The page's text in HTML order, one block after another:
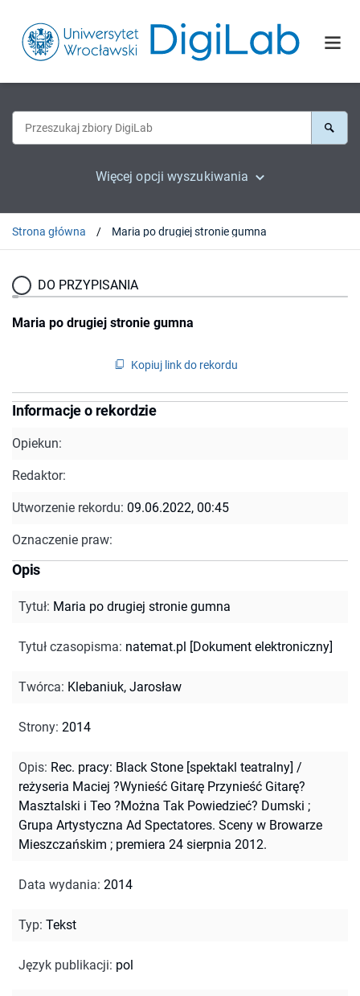
Więcej opcji wyszukiwania
Strona główna Maria po drugiej stronie gumna
DO PRZYPISANIA
Maria po drugiej stronie gumna
Kopiuj link do rekordu
Informacje o rekordzie
Opiekun:
Redaktor:
Utworzenie rekordu: 09.06.2022, 00:45
Oznaczenie praw:
Opis
Tytuł: Maria po drugiej stronie gumna
Tytuł czasopisma: natemat.pl [Dokument elektroniczny]
Twórca: Klebaniuk, Jarosław
Strony: 2014
Opis: Rec. pracy: Black Stone [spektakl teatralny] /
reżyseria Maciej ?Wynieść Gitarę Przynieść Gitarę?
Masztalski i Teo ?Można Tak Powiedzieć? Dumski ;
Grupa Artystyczna Ad Spectatores. Sceny w Browarze
Mieszczańskim ; premiera 24 sierpnia 2012.
Data wydania: 2014
Typ: Tekst
Język publikacji: pol